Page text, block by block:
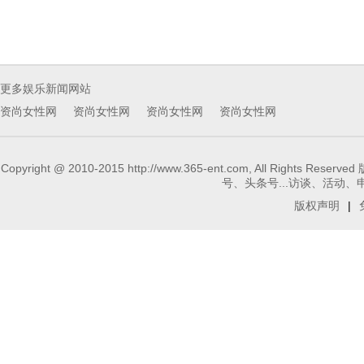
更多娱乐新闻网站
资尚女性网
资尚女性网 资尚女性网 资尚女性网
Copyright @ 2010-2015 http://www.365-ent.com, All Rights
号、头条号...访谈、活动、
版权声明
|